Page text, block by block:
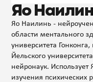
Яо
Яо Наилинь -
области ментального
университета
Йельского
нейронаук.
изучения психических